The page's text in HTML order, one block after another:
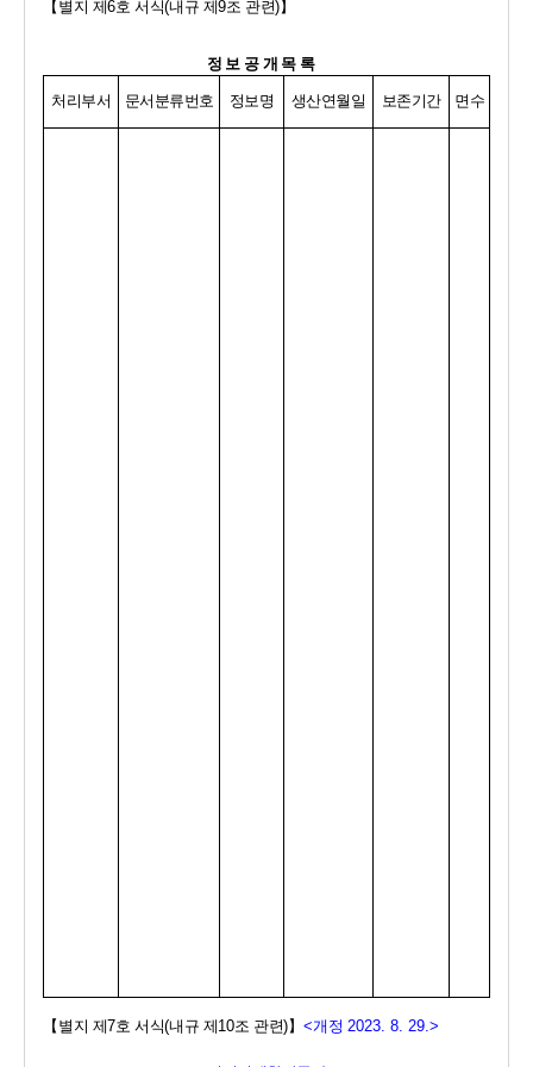
【 별지 제6호 서식(내규 제9조 관련)】
정보공개목록
처리부서 문서분류번호 정보명 생산연월일 보존기간 면수
【 별지 제7호 서식(내규 제10조 관련)】 <개정 2023. 8. 29.>